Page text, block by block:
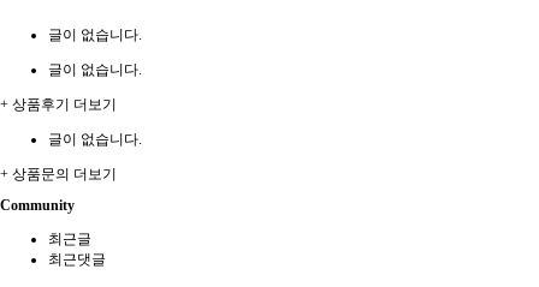
글이 없습니다.
글이 없습니다.
+ 상품후기 더보기
글이 없습니다.
+ 상품문의 더보기
Community
최근글
최근댓글